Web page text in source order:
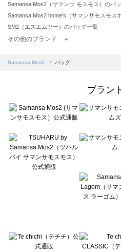
Samansa Mos2（サマンサ モスモス）のバ
Samansa Mos2 home's（サマンサモスモス
SM2（エスエムツー）のバッグ一覧
TSUHARU by Samansa Mos2（ツハルバイ
Samansa Mos2 blue（サマンサモスモス ブ
sō4ū（ソウフォーユー）のバッグ一覧
Te chichi（テチチ）のバッグ一覧
Te chichi CLASSIC（テチチ クラシック）の
Lugnoncure（ルノンキュール）のバッグ一
BETTY'S BLUE（べティーズブルー）のバッ
Wpc.（ワールドパーティー）のバッグ一覧
その他のブランド ＋
Samansa Mos2 バッグ
ブラン